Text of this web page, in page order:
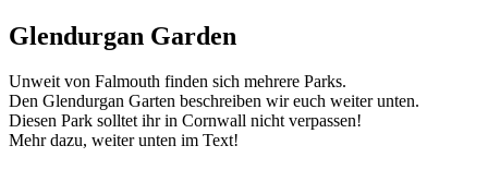
Glendurgan Garden
Unweit von Falmouth finden sich mehrere Parks.
Den Glendurgan Garten beschreiben wir euch weiter unten.
Diesen Park solltet ihr in Cornwall nicht verpassen!
Mehr dazu, weiter unten im Text!